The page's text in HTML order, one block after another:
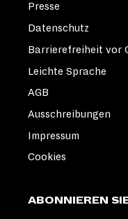
ABONNIEREN
Presse
Datenschutz
Barrierefreiheit vor
Leichte Sprache
AGB
Ausschreibungen
Impressum
Cookies